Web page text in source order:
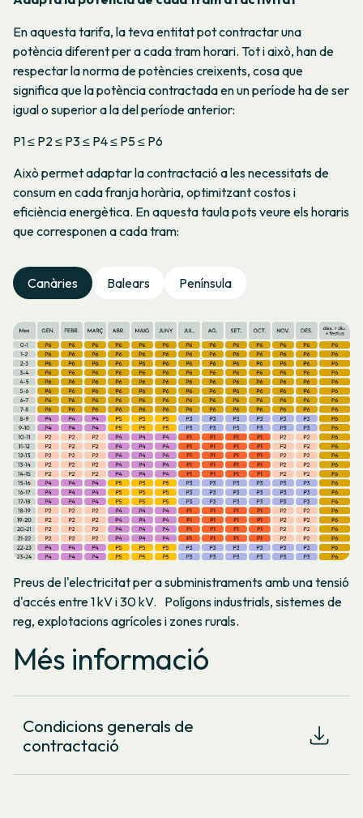
En aquesta tarifa, la teva entitat pot contractar una
potència diferent per a cada tram horari. Tot i això, han de
respectar la norma de potències creixents, cosa que
significa que la potència contractada en un període ha de ser
igual o superior a la del període anterior:
P1 ≤ P2 ≤ P3 ≤ P4 ≤ P5 ≤ P6
Això permet adaptar la contractació a les necessitats de
consum en cada franja horària, optimitzant costos i
eficiència energètica. En aquesta taula pots veure els horaris
que corresponen a cada tram:
Canàries Balears Península
Preus de l'electricitat per a subministraments amb una tensió
d'accés entre 1 kV i 30 kV. Polígons industrials, sistemes de
reg, explotacions agrícoles i zones rurals.
Més informació
Condicions generals de
contractació